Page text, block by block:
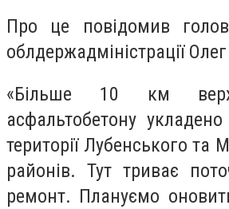
Про це повідомив
облдержадміністрації
«Більше 10 км
асфальтобетону
території Лубенського та
районів. Тут триває
ремонт. Плануємо